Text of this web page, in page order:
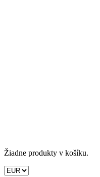
Žiadne produkty v košíku.